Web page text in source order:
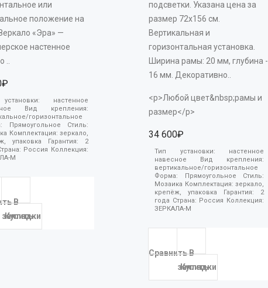
или
положение на
«Эра» —
настенное
..
настенное
Вид крепления:
горизонтальное
Прямоугольное Стиль:
Комплектация: зеркало,
упаковка Гарантия: 2
Россия Коллекция:
М
В
закладки
Купить
подсветки. Указана цена за
размер 72х156 см.
Вертикальная и
горизонтальная установка.
Ширина рамы: 20 мм, глубина -
16 мм. Декоративно..
<p>Любой цвет&nbsp;рамы и
размер</p>
34 600₽
Тип установки: настенное
навесное Вид крепления:
вертикальное/горизонтальное
Форма:
Прямоугольное Стиль:
Мозаика Комплектация: зеркало,
крепёж, упаковка Гарантия: 2
года Страна: Россия Коллекция:
ЗЕРКАЛА-М
СравнитьВ
закладки
Купить